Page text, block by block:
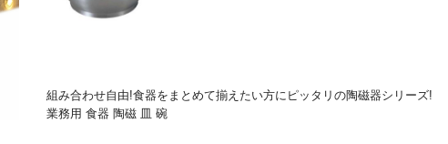
組み合わせ自由!食器をまとめて揃えたい方にピッタリの陶磁器シリーズ!
業務用 食器 陶磁 皿 碗